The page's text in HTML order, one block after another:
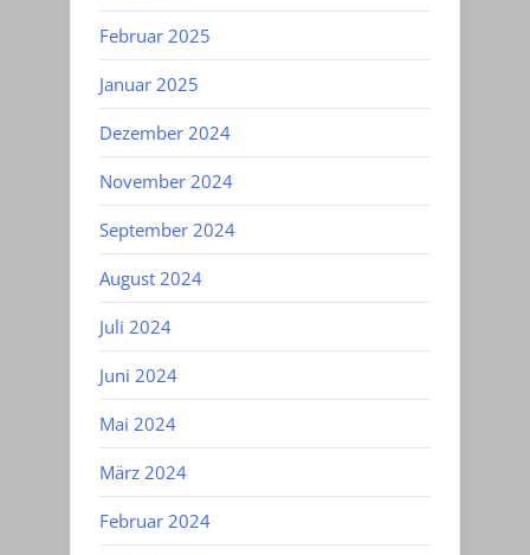
Februar 2025
Januar 2025
Dezember 2024
November 2024
September 2024
August 2024
Juli 2024
Juni 2024
Mai 2024
März 2024
Februar 2024